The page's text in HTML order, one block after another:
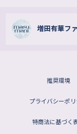
増田有華フ
推奨環境
プライバシーポリ
特商法に基づく